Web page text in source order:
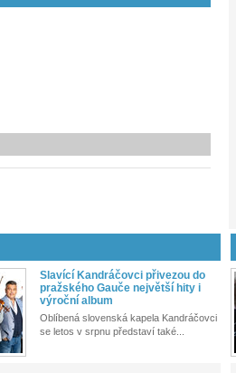
Slavící Kandráčovci přivezou do
pražského Gauče největší hity i
výroční album
Oblíbená slovenská kapela Kandráčovci
se letos v srpnu představí také...